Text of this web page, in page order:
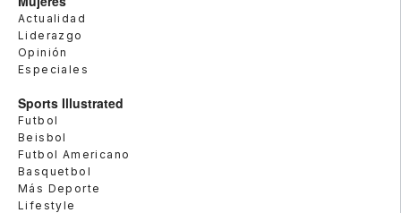
Actualidad
Liderazgo
Opinión
Especiales
Sports Illustrated
Futbol
Beisbol
Futbol Americano
Basquetbol
Más Deporte
Lifestyle